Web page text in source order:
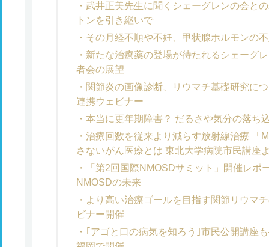
武井正美先生に聞くシェーグレンの会と
トンを引き継いで
その月経不順や不妊、甲状腺ホルモンの
新たな治療薬の登場が待たれるシェーグ
者会の展望
関節炎の画像診断、リウマチ基礎研究に
連携ウェビナー
本当に更年期障害？ だるさや気分の落ち
治療回数を従来より減らす放射線治療 「
さないがん医療とは 東北大学病院市民講座
「第2回国際NMOSDサミット」開催レ
NMOSDの未来
より高い治療ゴールを目指す関節リウ
ビナー開催
｢アゴと口の病気を知ろう｣市民公開講